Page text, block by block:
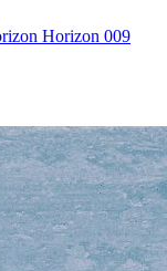
Horizon 009